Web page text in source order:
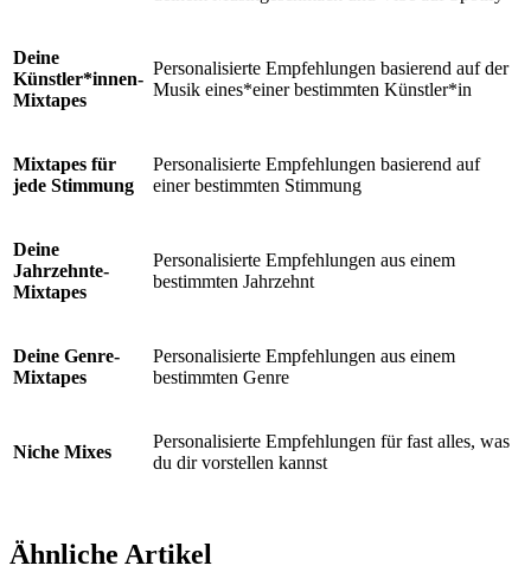
Deine
Künstler*innen-
Mixtapes
Personalisierte Empfehlungen basierend auf der
Musik eines*einer bestimmten Künstler*in
Mixtapes für
jede Stimmung
Personalisierte Empfehlungen basierend auf
einer bestimmten Stimmung
Deine
Jahrzehnte-
Mixtapes
Personalisierte Empfehlungen aus einem
bestimmten Jahrzehnt
Deine Genre-
Mixtapes
Personalisierte Empfehlungen aus einem
bestimmten Genre
Niche Mixes
Personalisierte Empfehlungen für fast alles, was
du dir vorstellen kannst
Ähnliche Artikel